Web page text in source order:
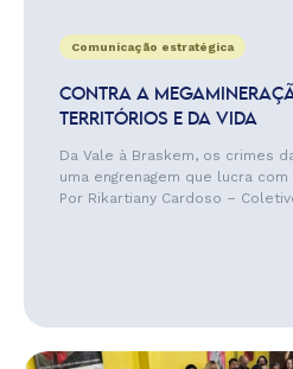
Comunicação estratégica
CONTRA A
TERRITÓRIOS E DA VIDA
Da Vale à Braskem, os crimes
uma engrenagem que lucra
Por Rikartiany Cardoso –